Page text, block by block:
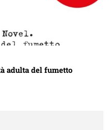
adulta del fumetto